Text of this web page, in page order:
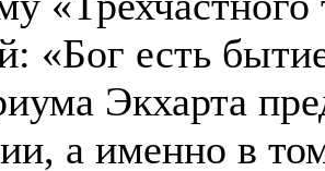
«Бог есть
Экхарта
а именно в